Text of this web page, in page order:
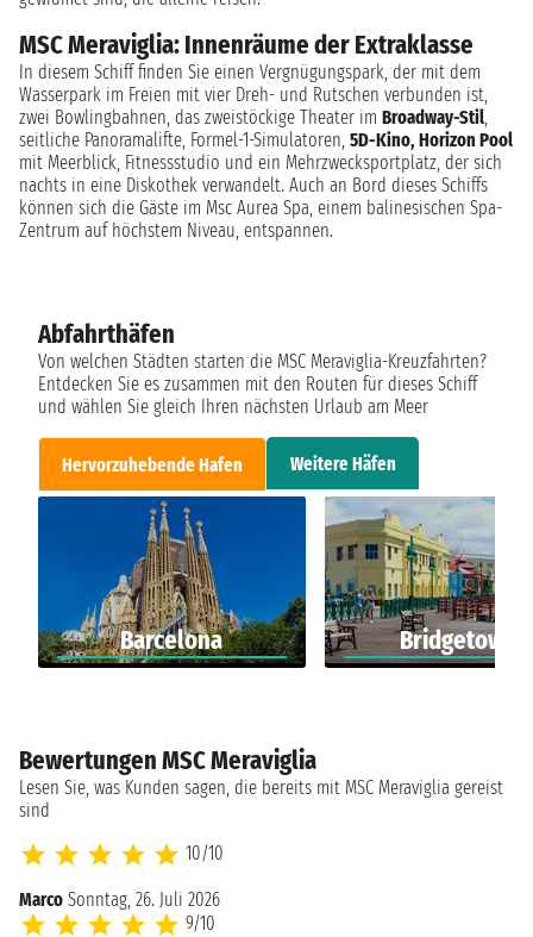
Abfahrthäfen
Von welchen Städten starten die MSC Meraviglia-Kreuzfahrten?
Entdecken Sie es zusammen mit den Routen für dieses Schiff
und wählen Sie gleich Ihren nächsten Urlaub am Meer
Hervorzuhebende Hafen Weitere Häfen
Barcelona Bridgetown
MSC Meraviglia: Innenräume der Extraklasse
In diesem Schiff finden Sie einen Vergnügungspark, der mit dem
Wasserpark im Freien mit vier Dreh- und Rutschen verbunden ist,
zwei Bowlingbahnen, das zweistöckige Theater im Broadway-Stil,
seitliche Panoramalifte, Formel-1-Simulatoren, 5D-Kino, Horizon Pool
mit Meerblick, Fitnessstudio und ein Mehrzwecksportplatz, der sich
nachts in eine Diskothek verwandelt. Auch an Bord dieses Schiffs
können sich die Gäste im Msc Aurea Spa, einem balinesischen Spa-
Zentrum auf höchstem Niveau, entspannen.
Bewertungen MSC Meraviglia
Lesen Sie, was Kunden sagen, die bereits mit MSC Meraviglia gereist
sind
10/10
Marco Sonntag, 26. Juli 2026
9/10